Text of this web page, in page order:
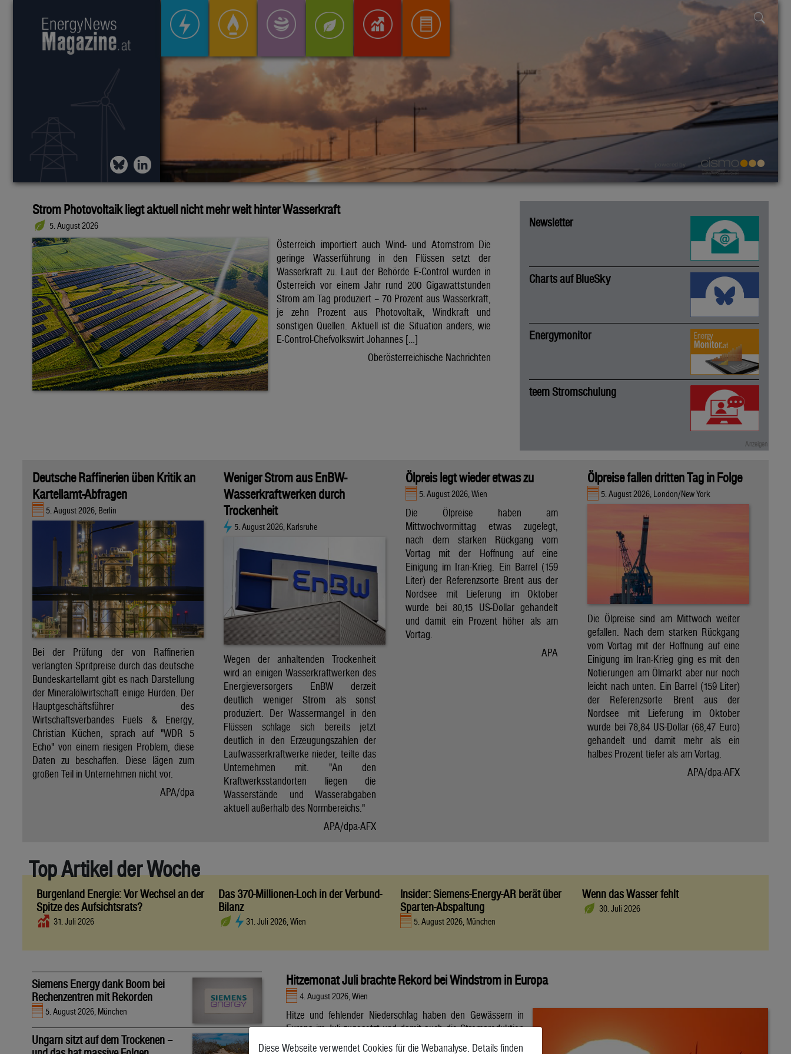
Strom Photovoltaik liegt aktuell nicht mehr weit hinter Wasserkraft
5. August 2026
Österreich importiert auch Wind- und Atomstrom Die
geringe Wasserführung in den Flüssen setzt der
Wasserkraft zu. Laut der Behörde E-Control wurden in
Österreich vor einem Jahr rund 200 Gigawattstunden
Strom am Tag produziert – 70 Prozent aus Wasserkraft,
je zehn Prozent aus Photovoltaik, Windkraft und
sonstigen Quellen. Aktuell ist die Situation anders, wie
E-Control-Chefvolkswirt Johannes […]
Oberösterreichische Nachrichten
Newsletter
Charts auf BlueSky
Energymonitor
teem Stromschulung
Deutsche Raffinerien üben Kritik an
Kartellamt-Abfragen
5. August 2026, Berlin
Bei der Prüfung der von Raffinerien
verlangten Spritpreise durch das deutsche
Bundeskartellamt gibt es nach Darstellung
der Mineralölwirtschaft einige Hürden. Der
Hauptgeschäftsführer des
Wirtschaftsverbandes Fuels & Energy,
Christian Küchen, sprach auf "WDR 5
Echo" von einem riesigen Problem, diese
Daten zu beschaffen. Diese lägen zum
großen Teil in Unternehmen nicht vor.
APA/dpa
Weniger Strom aus EnBW-
Wasserkraftwerken durch
Trockenheit
5. August 2026, Karlsruhe
Wegen der anhaltenden Trockenheit
wird an einigen Wasserkraftwerken des
Energieversorgers EnBW derzeit
deutlich weniger Strom als sonst
produziert. Der Wassermangel in den
Flüssen schlage sich bereits jetzt
deutlich in den Erzeugungszahlen der
Laufwasserkraftwerke nieder, teilte das
Unternehmen mit. "An den
Kraftwerksstandorten liegen die
Wasserstände und Wasserabgaben
aktuell außerhalb des Normbereichs."
APA/dpa-AFX
Ölpreis legt wieder etwas zu
5. August 2026, Wien
Die Ölpreise haben am
Mittwochvormittag etwas zugelegt,
nach dem starken Rückgang vom
Vortag mit der Hoffnung auf eine
Einigung im Iran-Krieg. Ein Barrel (159
Liter) der Referenzsorte Brent aus der
Nordsee mit Lieferung im Oktober
wurde bei 80,15 US-Dollar gehandelt
und damit ein Prozent höher als am
Vortag.
APA
Ölpreise fallen dritten Tag in Folge
5. August 2026, London/New York
Die Ölpreise sind am Mittwoch weiter
gefallen. Nach dem starken Rückgang
vom Vortag mit der Hoffnung auf eine
Einigung im Iran-Krieg ging es mit den
Notierungen am Ölmarkt aber nur noch
leicht nach unten. Ein Barrel (159 Liter)
der Referenzsorte Brent aus der
Nordsee mit Lieferung im Oktober
wurde bei 78,84 US-Dollar (68,47 Euro)
gehandelt und damit mehr als ein
halbes Prozent tiefer als am Vortag.
APA/dpa-AFX
Top Artikel der Woche
Burgenland Energie: Vor Wechsel an der
Spitze des Aufsichtsrats?
31. Juli 2026
Das 370-Millionen-Loch in der Verbund-
Bilanz
31. Juli 2026, Wien
Insider: Siemens-Energy-AR berät über
Sparten-Abspaltung
5. August 2026, München
Wenn das Wasser fehlt
30. Juli 2026
Siemens Energy dank Boom bei
Rechenzentren mit Rekorden
5. August 2026, München
Ungarn sitzt auf dem Trockenen –
Hitzemonat Juli brachte Rekord bei Windstrom in Europa
4. August 2026, Wien
Hitze und fehlender Niederschlag haben den Gewässern in
Europa im Juli zugesetzt und damit auch die Stromproduktion
aus Wasser- und Atomkraft beeinträchtigt. Unterdessen
Diese Webseite verwendet Cookies für die Webanalyse. Details finden